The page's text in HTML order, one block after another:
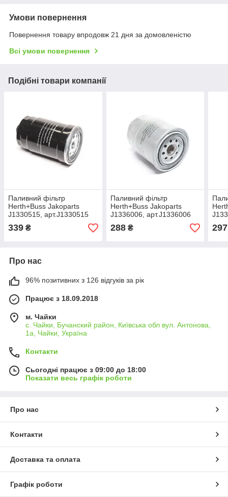
Умови повернення
Повернення товару впродовж 21 дня за домовленістю
Всі умови повернення
Подібні товари компанії
Паливний фільтр
Herth+Buss Jakoparts
J1330515, арт.J1330515
339 ₴
Паливний фільтр
Herth+Buss Jakoparts
J1336006, арт.J1336006
288₴ 297
Про нас
96% позитивних з 126 відгуків за рік
Працює з 18.09.2018
м. Чайки
с. Чайки, Бучанский район, Київська обл вул. Антонова,
1а, Чайки, Україна
Контакти
Сьогодні працює з 09:00 до 18:00
Показати весь графік роботи
Про нас
Контакти
Доставка та оплата
Графік роботи